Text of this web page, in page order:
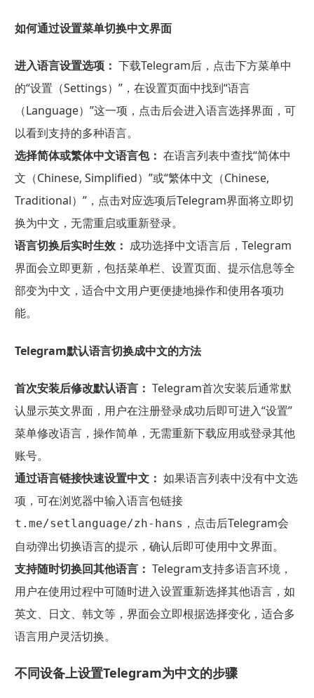
如何通过设置菜单切换中文界面
进入语言设置选项： 下载Telegram后，点击下方菜单中
的“设置（Settings）”，在设置页面中找到“语言
（Language）”这一项，点击后会进入语言选择界面，可
以看到支持的多种语言。
选择简体或繁体中文语言包： 在语言列表中查找“简体中
文（Chinese, Simplified）”或“繁体中文（Chinese,
Traditional）”，点击对应选项后Telegram界面将立即切
换为中文，无需重启或重新登录。
语言切换后实时生效： 成功选择中文语言后，Telegram
界面会立即更新，包括菜单栏、设置页面、提示信息等全
部变为中文，适合中文用户更便捷地操作和使用各项功
能。
Telegram默认语言切换成中文的方法
首次安装后修改默认语言： Telegram首次安装后通常默
认显示英文界面，用户在注册登录成功后即可进入“设置”
菜单修改语言，操作简单，无需重新下载应用或登录其他
账号。
通过语言链接快速设置中文： 如果语言列表中没有中文选
项，可在浏览器中输入语言包链接
t.me/setlanguage/zh-hans ，点击后Telegram会
自动弹出切换语言的提示，确认后即可使用中文界面。
支持随时切换回其他语言： Telegram支持多语言环境，
用户在使用过程中可随时进入设置重新选择其他语言，如
英文、日文、韩文等，界面会立即根据选择变化，适合多
语言用户灵活切换。
不同设备上设置Telegram为中文的步骤